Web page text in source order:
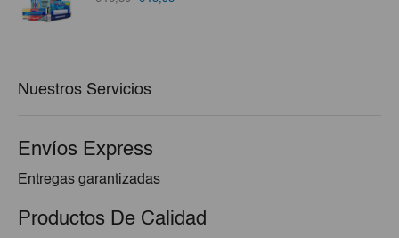
Nuestros Servicios
Envíos Express
Entregas garantizadas
Productos De Calidad